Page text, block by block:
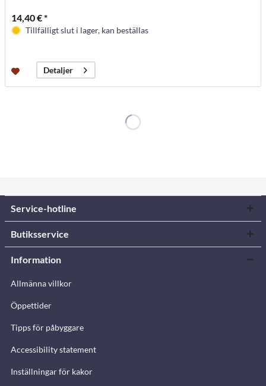
14,40 € *
Tillfälligt slut i lager, kan beställas
Detaljer
Service-hotline
Butiksservice
Information
Allmänna villkor
Öppettider
Tipps för påbyggare
Accessibility statement
Inställningar för kakor